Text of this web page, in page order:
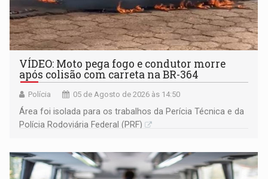
VÍDEO: Moto pega fogo e condutor morre
após colisão com carreta na BR-364
Polícia 05 de Agosto de 2026 às 14:50
Área foi isolada para os trabalhos da Perícia Técnica e da
Polícia Rodoviária Federal (PRF)